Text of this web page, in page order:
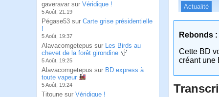
gaveravar sur Véridique !
5 Août, 21:19
Pégase53 sur Carte grise présidentielle
!
5 Août, 19:37
Alavacomgetepus sur Les Birds au
chevet de la forêt girondine
5 Août, 19:25
Alavacomgetepus sur BD express à
toute vapeur
5 Août, 19:24
Titoune sur Véridique !
Actualité
Rebonds :
Cette BD
créant une